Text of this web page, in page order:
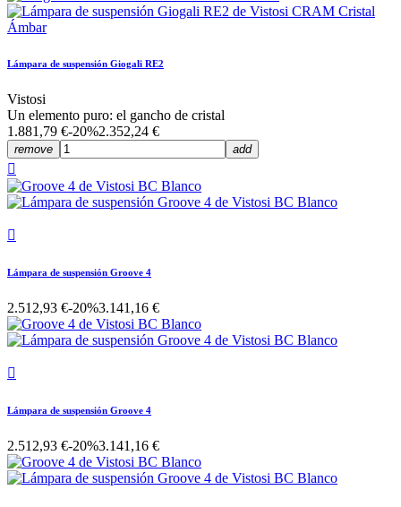
Lámpara de suspensión Giogali RE2
Vistosi
Un elemento puro: el gancho de cristal
1.881,79 €-20%2.352,24 €
remove add


Lámpara de suspensión Groove 4
2.512,93 €-20%3.141,16 €

Lámpara de suspensión Groove 4
2.512,93 €-20%3.141,16 €